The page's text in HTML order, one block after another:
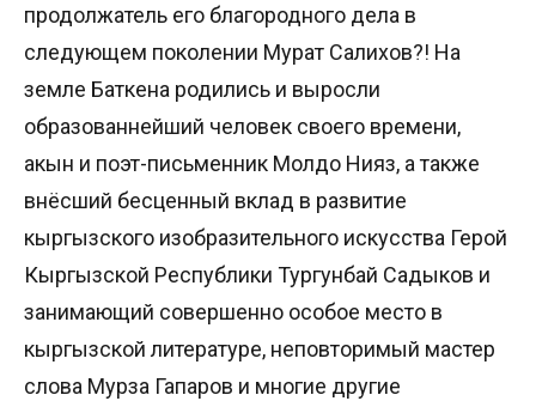
продолжатель его благородного дела в
следующем поколении Мурат Салихов?! На
земле Баткена родились и выросли
образованнейший человек своего времени,
акын и поэт-письменник Молдо Нияз, а также
внёсший бесценный вклад в развитие
кыргызского изобразительного искусства Герой
Кыргызской Республики Тургунбай Садыков и
занимающий совершенно особое место в
кыргызской литературе, неповторимый мастер
слова Мурза Гапаров и многие другие